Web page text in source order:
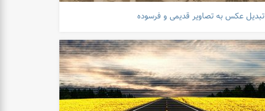
تبدیل عکس به تصاویر قدیمی و فرسوده